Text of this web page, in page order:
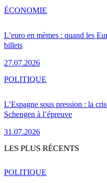
L’euro en mèmes : quand les
billets
27.07.2026
ÉCONOMIE
L’Espagne sous pression : la
Schengen à l’épreuve
31.07.2026
POLITIQUE
LES PLUS RÉCENTS
POLITIQUE